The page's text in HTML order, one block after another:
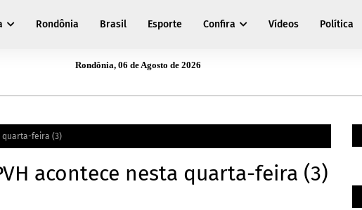
Rondônia Brasil Esporte Confira Vídeos Política
Rondônia, 06 de Agosto de 2026
quarta-feira (3)
acontece nesta quarta-feira (3)